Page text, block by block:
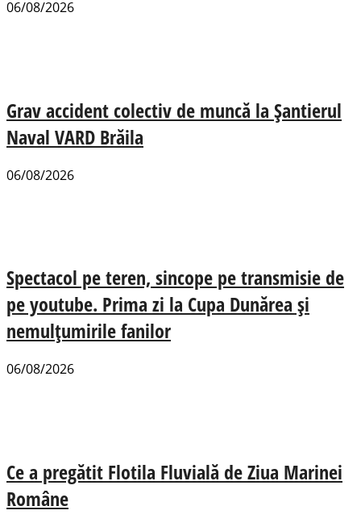
06/08/2026
Grav accident colectiv de muncă la Șantierul
Naval VARD Brăila
06/08/2026
Spectacol pe teren, sincope pe transmisie de
pe youtube. Prima zi la Cupa Dunărea și
nemulțumirile fanilor
06/08/2026
Ce a pregătit Flotila Fluvială de Ziua Marinei
Române